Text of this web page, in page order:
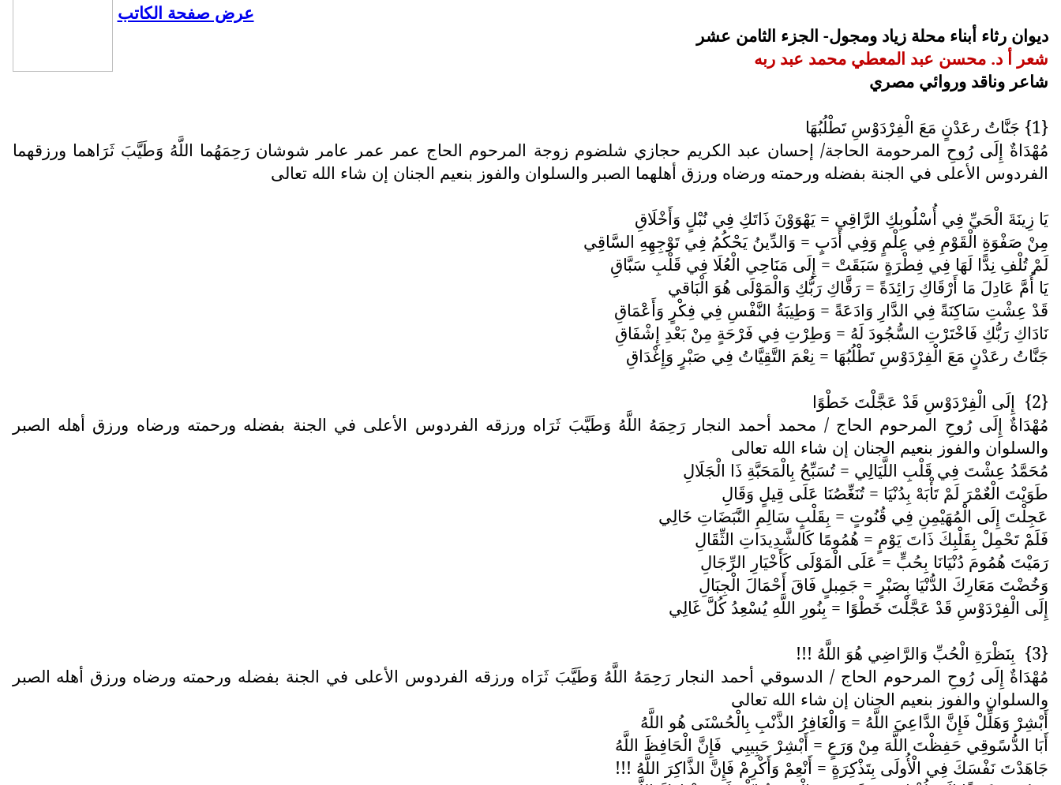
عرض صفحة الكاتب
ديوان رثاء أبناء محلة زياد ومجول- الجزء الثامن عشر
شعر أ د. محسن عبد المعطي محمد عبد ربه
شاعر وناقد وروائي مصري
{1} جَنَّاتُ رعَدْنٍ مَعَ الْفِرْدَوْسِ تَطْلُبُهَا
مُهْدَاةٌ إِلَى رُوحِ المرحومة الحاجة/ إحسان عبد الكريم حجازي شلضوم زوجة المرحوم الحاج عمر عمر عامر شوشان رَحِمَهُما اللَّهُ وَطَيَّبَ ثَرَاهما ورزقهما
الفردوس الأعلى في الجنة بفضله ورحمته ورضاه ورزق أهلهما الصبر والسلوان والفوز بنعيم الجنان إن شاء الله تعالى
يَا زِينَةَ الْحَيِّ فِي أُسْلُوبِكِ الرَّاقِي = يَهْوَوْنَ ذَاتَكِ فِي نُبْلٍ وَأَخْلَاقِ
مِنْ صَفْوَةِ الْقَوْمِ فِي عِلْمٍ وَفِي أَدَبٍ = وَالدِّينُ يَحْكُمُ فِي تَوْجِهِهِ السَّاقِي
لَمْ تُلْفِ نِدًّا لَهَا فِي فِطْرَةٍ سَبَقَتْ = إِلَى مَنَاحِي الْعُلَا فِي قَلْبِ سَبَّاقِ
يَا أُمَّ عَادِلَ مَا أَرْقَاكِ رَائِدَةً = رَقَّاكِ رَبُّكِ وَالْمَوْلَى هُوَ الْبَاقي
قَدْ عِشْتِ سَاكِنَةً فِي الدَّارِ وَادَعَةً = وَطِيبَةُ النَّفْسِ فِي فِكْرٍ وَأَعْمَاقِ
نَادَاكِ رَبُّكِ فَاخْتَرْتِ السُّجُودَ لَهُ = وَطِرْتِ فِي فَرْحَةٍ مِنْ بَعْدِ إِشْفَاقِ
جَنَّاتُ رعَدْنٍ مَعَ الْفِرْدَوْسِ تَطْلُبُهَا = نِعْمَ التَّقِيَّاتُ فِي صَبْرٍ وَإِغْدَاقِ
{2}
إِلَى الْفِرْدَوْسِ قَدْ عَجَّلْتَ خَطْوًا
مُهْدَاةٌ إِلَى رُوحِ المرحوم الحاج / محمد أحمد النجار رَحِمَهُ اللَّهُ وَطَيَّبَ ثَرَاه ورزقه الفردوس الأعلى في الجنة بفضله ورحمته ورضاه ورزق أهله الصبر
والسلوان والفوز بنعيم الجنان إن شاء الله تعالى
مُحَمَّدُ عِشْتَ فِي قَلْبِ اللَّيَالِي = تُسَبِّحُ بِالْمَحَبَّةِ ذَا الْجَلَالِ
طَوَيْتَ الْعٌمْرَ لَمْ تَأْبَهْ بِدُنْيَا = تُنَغِّصُنَا عَلَى قِيلٍ وَقَالِ
عَجِلْتَ إِلَى الْمُهَيْمِنِ فِي قُنُوتٍ = بِقَلْبٍ سَالِمِ النَّبَضَاتِ خَالِي
فَلَمْ تَحْمِلْ بِقَلْبِكَ ذَاتَ يَوْمٍ = هُمُومًا كَالشَّدِيدَاتِ الثِّقَالِ
رَمَيْتَ هُمُومَ دُنْيَانَا بِحُبٍّ = عَلَى الْمَوْلَى كَأَخْيَارِ الرِّجَالِ
وَخُضْتَ مَعَارِكَ الدُّنْيَا بِصَبْرٍ = جَمِبلٍ فَاقَ أَحْمَالَ الْجِبَالِ
إِلَى الْفِرْدَوْسِ قَدْ عَجَّلْتَ خَطْوًا = بِنُورِ اللَّهِ يُسْعِدُ كُلَّ غَالِي
{3}
بِنَظْرَةِ الْحُبِّ وَالرَّاضِي هُوَ اللَّهُ !!!
مُهْدَاةٌ إِلَى رُوحِ المرحوم الحاج / الدسوقي أحمد النجار رَحِمَهُ اللَّهُ وَطَيَّبَ ثَرَاه ورزقه الفردوس الأعلى في الجنة بفضله ورحمته ورضاه ورزق أهله الصبر
والسلوان والفوز بنعيم الجنان إن شاء الله تعالى
أَبْشِرْ وَهَلِّلْ فَإِنَّ الدَّاعِيَ اللَّهُ = وَالْغَافِرُ الذَّنْبِ بِالْحُسْنَى هُو اللَّهُ
أَبَا الدُّسًوقِي حَفِظْتَ اللَّهَ مِنْ وَرَعٍ = أَبْشِرْ حَبِيبِي فَإِنَّ الْحَافِظَ اللَّهُ
جَاهَدْتَ نَفْسَكَ فِي الْأُولَى بِتَذْكِرَةٍ = أَنْعِمْ وَأَكْرِمْ فَإِنَّ الذَّاكِرَ اللَّهُ !!!